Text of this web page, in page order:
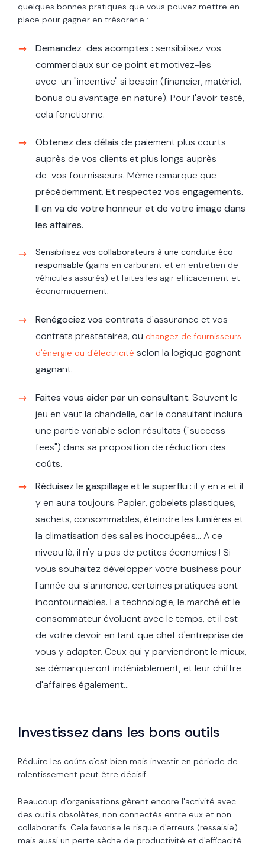
quelques bonnes pratiques que vous pouvez mettre en
place pour gagner en trésorerie :
Demandez des acomptes : sensibilisez vos
commerciaux sur ce point et motivez-les
avec un "incentive" si besoin (financier, matériel,
bonus ou avantage en nature). Pour l'avoir testé,
cela fonctionne.
Obtenez des délais de paiement plus courts
auprès de vos clients et plus longs auprès
de vos fournisseurs. Même remarque que
précédemment. Et respectez vos engagements.
Il en va de votre honneur et de votre image dans
les affaires.
Sensibilisez vos collaborateurs à une conduite éco-
responsable (gains en carburant et en entretien de
véhicules assurés) et faites les agir efficacement et
économiquement.
Renégociez vos contrats d'assurance et vos
contrats prestataires, ou changez de fournisseurs
d'énergie ou d'électricité selon la logique gagnant-
gagnant.
Faites vous aider par un consultant. Souvent le
jeu en vaut la chandelle, car le consultant inclura
une partie variable selon résultats ("success
fees") dans sa proposition de réduction des
coûts.
Réduisez le gaspillage et le superflu : il y en a et il
y en aura toujours. Papier, gobelets plastiques,
sachets, consommables, éteindre les lumières et
la climatisation des salles inoccupées... A ce
niveau là, il n'y a pas de petites économies ! Si
vous souhaitez développer votre business pour
l'année qui s'annonce, certaines pratiques sont
incontournables. La technologie, le marché et le
consommateur évoluent avec le temps, et il est
de votre devoir en tant que chef d'entreprise de
vous y adapter. Ceux qui y parviendront le mieux,
se démarqueront indéniablement, et leur chiffre
d'affaires également...
Investissez dans les bons outils
Réduire les coûts c'est bien mais investir en période de
ralentissement peut être décisif.
Beaucoup d'organisations gèrent encore l'activité avec
des outils obsolètes, non connectés entre eux et non
collaboratifs. Cela favorise le risque d'erreurs (ressaisie)
mais aussi un perte sèche de productivité et d'efficacité.